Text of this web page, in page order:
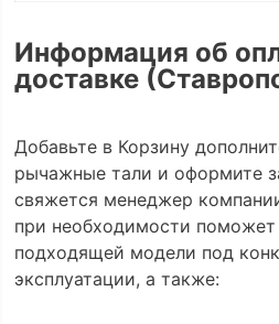
Информация об
доставке
Добавьте в Корзину
рычажные тали и оформите
свяжется менеджер
при необходимости
подходящей модели под
эксплуатации, а также: